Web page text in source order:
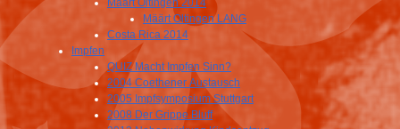
Määrt Oltingen 2014
Määrt Oltingen LANG
Costa Rica 2014
Impfen
QUIZ Macht Impfen Sinn?
2004 Coethener Austausch
2005 Impfsymposium Stuttgart
2008 Der Grippe Bluff